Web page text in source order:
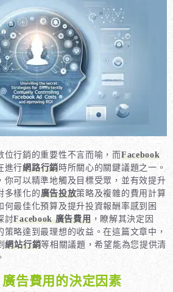
位行銷的重要性不言而喻，而Facebook
進行網路行銷時所關心的關鍵議題之一。
你可以精準地觸及目標受眾，並有效提升
多樣化的廣告投放策略及複雜的費用計算
何最佳化預算及提升投資報酬率感到困
討Facebook 廣告費用，瞭解其決定因
略達到最理想的收益。在這篇文章中，
網站行銷等相關議題，希望能為您提供清
告費用的決定因素